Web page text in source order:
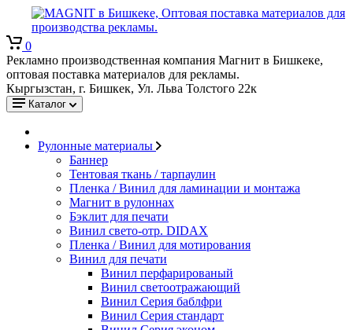
0
Рекламно производственная компания Магнит в Бишкеке,
оптовая поставка материалов для рекламы.
Кыргызстан, г. Бишкек, Ул. Льва Толстого 22к
Каталог
Рулонные материалы
Баннер
Тентовая ткань / тарпаулин
Пленка / Винил для ламинации и монтажа
Магнит в рулоннах
Бэклит для печати
Винил свето-отр. DIDAX
Пленка / Винил для мотирования
Винил для печати
Винил перфарированый
Винил светоотражающий
Винил Серия баблфри
Винил Серия стандарт